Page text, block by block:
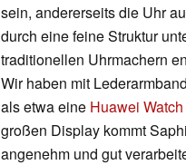
sein, andererseits die Uhr
durch eine feine Struktur
traditionellen Uhrmachern
Wir haben mit
als etwa eine Huawei
großen Display kommt
angenehm und gut